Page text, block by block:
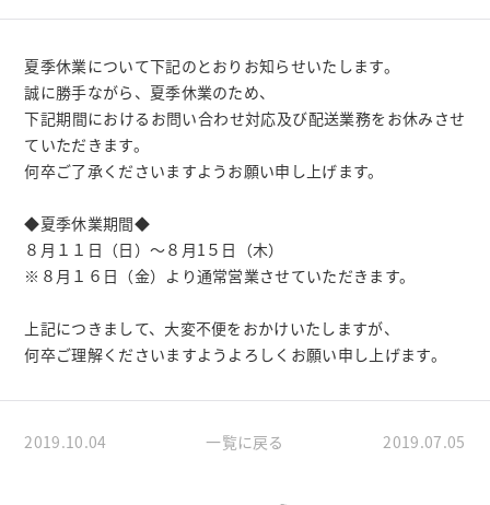
夏季休業について下記のとおりお知らせいたします。
誠に勝手ながら、夏季休業のため、
下記期間におけるお問い合わせ対応及び配送業務をお休みさせ
ていただきます。
何卒ご了承くださいますようお願い申し上げます。
◆夏季休業期間◆
８月１１日（日）～８月1５日（木）
※８月１６日（金）より通常営業させていただきます。
上記につきまして、大変不便をおかけいたしますが、
何卒ご理解くださいますようよろしくお願い申し上げます。
2019.10.04 一覧に戻る 2019.07.05